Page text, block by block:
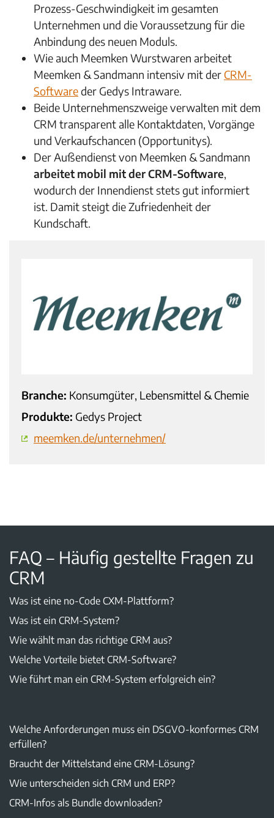
Prozess-Geschwindigkeit im gesamten
Unternehmen und die Voraussetzung für die
Anbindung des neuen Moduls.
Wie auch Meemken Wurstwaren arbeitet
Meemken & Sandmann intensiv mit der CRM-
Softwareder Gedys Intraware.
Beide Unternehmenszweige verwalten mit dem
CRM transparent alle Kontaktdaten, Vorgänge
und Verkaufschancen (Opportunitys).
Der Außendienst von Meemken & Sandmann
arbeitet mobil mit der CRM-Software,
wodurch der Innendienst stets gut informiert
ist. Damit steigt die Zufriedenheit der
Kundschaft.
Branche: Konsumgüter, Lebensmittel & Chemie
Produkte: Gedys Project
meemken.de/unternehmen/
FAQ – Häufig gestellte Fragen zu
CRM
Was ist eine no-Code CXM-Plattform?
Was ist ein CRM-System?
Wie wählt man das richtige CRM aus?
Welche Vorteile bietet CRM-Software?
Wie führt man ein CRM-System erfolgreich ein?
Welche Anforderungen muss ein DSGVO-konformes CRM
erfüllen?
Braucht der Mittelstand eine CRM-Lösung?
Wie unterscheiden sich CRM und ERP?
CRM-Infos als Bundle downloaden?